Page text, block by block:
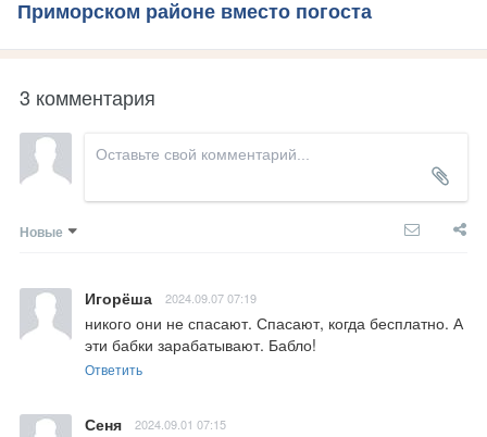
Приморском районе вместо погоста
3 комментария
Новые
Игорёша 2024.09.07 07:19
никого они не спасают. Спасают, когда бесплатно. А
эти бабки зарабатывают. Бабло!
Ответить
Сеня 2024.09.01 07:15